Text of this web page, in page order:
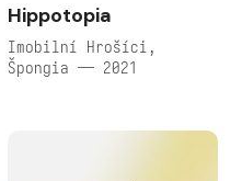
Hippotopia
Imobilní Hrošíci,
Špongia — 2021